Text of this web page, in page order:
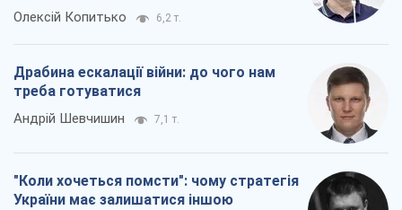
Олексій Копитько 6,2 т.
Драбина ескалації війни: до чого нам
треба готуватися
Андрій Шевчишин 7,1 т.
"Коли хочеться помсти": чому стратегія
України має залишатися іншою